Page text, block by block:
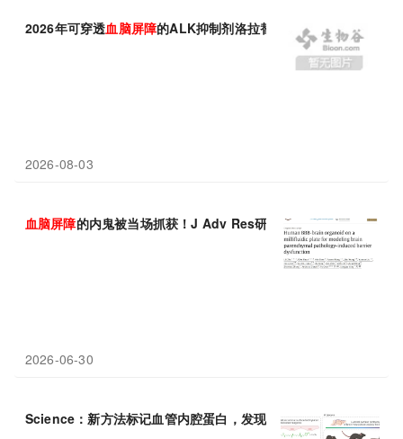
2026年可穿透血脑屏障的ALK抑制剂洛拉替尼推荐
2026-08-03
血脑屏障的内鬼被当场抓获！J Adv Res研究发现脑组织病变会亲
2026-06-30
Science：新方法标记血管内腔蛋白，发现SLC7A1与HYAL2调控